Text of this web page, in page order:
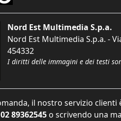
Nord Est Multimedia S.p.a.
Nord Est Multimedia S.p.a. -
454332
I diritti delle immagini e dei testi
il nostro servizio
02 89362545 o scrivendo una